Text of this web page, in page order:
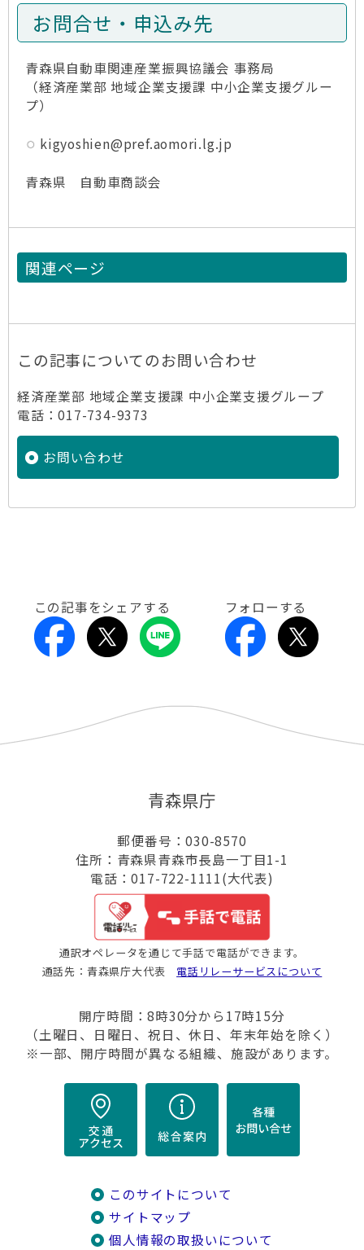
お問合せ・申込み先
青森県自動車関連産業振興協議会 事務局
（経済産業部 地域企業支援課 中小企業支援グルー
プ）
kigyoshien@pref.aomori.lg.jp
青森県 自動車商談会
関連ページ
この記事についてのお問い合わせ
経済産業部 地域企業支援課 中小企業支援グループ
電話：017-734-9373
お問い合わせ
この記事をシェアする フォローする
青森県庁
郵便番号：030-8570
住所：青森県青森市長島一丁目1-1
電話：017-722-1111(大代表)
通訳オペレータを通じて手話で電話ができます。
通話先：青森県庁大代表 電話リレーサービスについて
開庁時間：8時30分から17時15分
（土曜日、日曜日、祝日、休日、年末年始を除く）
※一部、開庁時間が異なる組織、施設があります。
このサイトについて
サイトマップ
個人情報の取扱いについて